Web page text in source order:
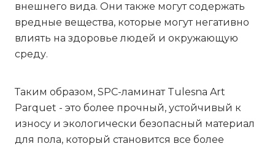
внешнего вида. Они также могут содержать
вредные вещества, которые могут негативно
влиять на здоровье людей и окружающую
среду.
Таким образом, SPC-ламинат Tulesna Art
Parquet - это более прочный, устойчивый к
износу и экологически безопасный материал
для пола, который становится все более